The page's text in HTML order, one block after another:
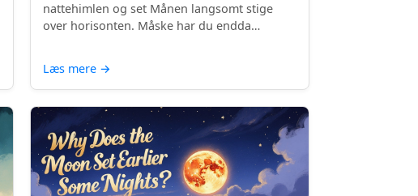
nattehimlen og set Månen langsomt stige
over horisonten. Måske har du endda
Læs mere →